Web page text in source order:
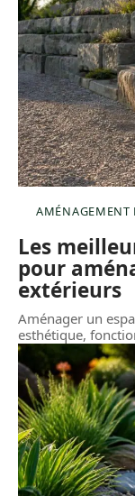
AMÉNAGEMENT
Les
pour
extérieurs
Aménager un
esthétique,